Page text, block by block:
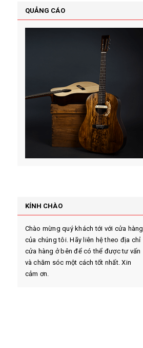
QUẢNG CÁO
KÍNH CHÀO
Chào mừng quý khách tới với cửa hàng
của chúng tôi. Hãy liên hệ theo địa chỉ
cửa hàng ở bên để có thể được tư vấn
và chăm sóc một cách tốt nhất. Xin
cảm ơn.